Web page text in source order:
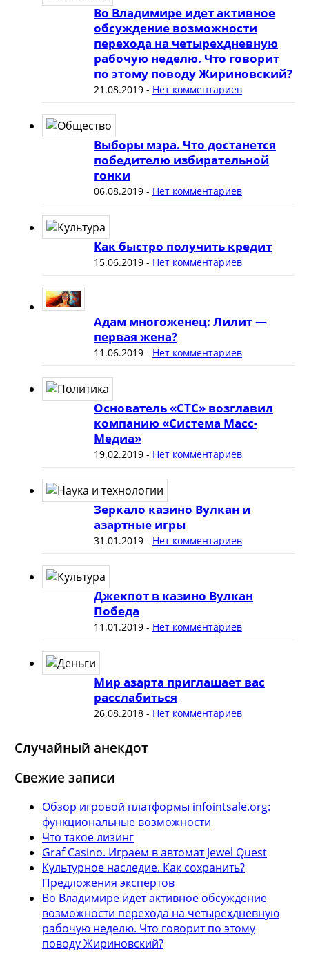
Во Владимире идет активное
обсуждение возможности
перехода на четырехдневную
рабочую неделю. Что говорит
по этому поводу Жириновский?
21.08.2019- Нет комментариев
Выборы мэра. Что достанется
победителю избирательной
гонки
06.08.2019- Нет комментариев
Как быстро получить кредит
15.06.2019- Нет комментариев
Адам многоженец: Лилит —
первая жена?
11.06.2019- Нет комментариев
Основатель «СТС» возглавил
компанию «Система Масс-
Медиа»
19.02.2019- Нет комментариев
Зеркало казино Вулкан и
азартные игры
31.01.2019- Нет комментариев
Джекпот в казино Вулкан
Победа
11.01.2019- Нет комментариев
Мир азарта приглашает вас
расслабиться
26.08.2018- Нет комментариев
Случайный анекдот
Свежие записи
Обзор игровой платформы infointsale.org:
функциональные возможности
Что такое лизинг
Graf Casino. Играем в автомат Jewel Quest
Культурное наследие. Как сохранить?
Предложения экспертов
Во Владимире идет активное обсуждение
возможности перехода на четырехдневную
рабочую неделю. Что говорит по этому
поводу Жириновский?